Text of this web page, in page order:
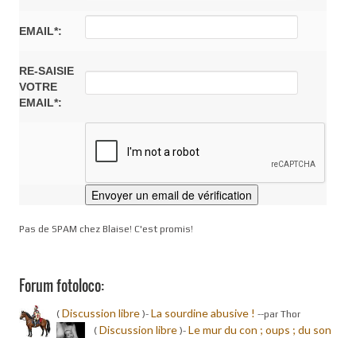
EMAIL*:
RE-SAISIE
VOTRE
EMAIL*:
Pas de SPAM chez Blaise! C'est promis!
Forum fotoloco:
( Discussion libre )- La sourdine abusive ! --par Thor
( Discussion libre )- Le mur du con ; oups ; du son